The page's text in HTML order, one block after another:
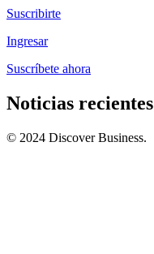
Suscribirte
Ingresar
Suscríbete ahora
Noticias recientes
© 2024 Discover Business.